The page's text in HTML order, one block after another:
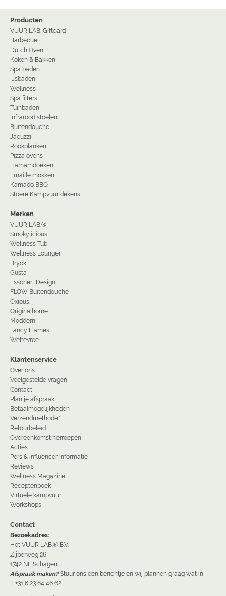
Producten
VUUR LAB. Giftcard
Barbecue
Dutch Oven
Koken & Bakken
Spa baden
IJsbaden
Wellness
Spa filters
Tuinbaden
Infrarood stoelen
Buitendouche
Jacuzzi
Rookplanken
Pizza ovens
Hamamdoeken
Emaille mokken
Kamado BBQ
Stoere Kampvuur dekens
Merken
VUUR LAB.®
Smokylicious
Wellness Tub
Wellness Lounger
Bryck
Gusta
Esschert Design
FLOW Buitendouche
Oxious
Originalhome
Moddern
Fancy Flames
Weltevree
Klantenservice
Over ons
Veelgestelde vragen
Contact
Plan je afspraak
Betaalmogelijkheden
Verzendmethode*
Retourbeleid
Overeenkomst herroepen
Acties
Pers & influencer informatie
Reviews
Wellness Magazine
Receptenboek
Virtuele kampvuur
Workshops
Contact
Bezoekadres:
Het VUUR LAB.® B.V.
Zijperweg 26
1742 NE Schagen
Afspraak maken? Stuur ons een berichtje en wij plannen graag wat in!
T +31 6 23 64 46 62